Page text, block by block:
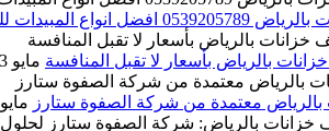
للقضاء علي الحشرات
بالرياض بأسعار لا تقبل المنافسة مايو 13, 2025
معتمدة من شركة الصفوة ستارز مايو 5, 2025